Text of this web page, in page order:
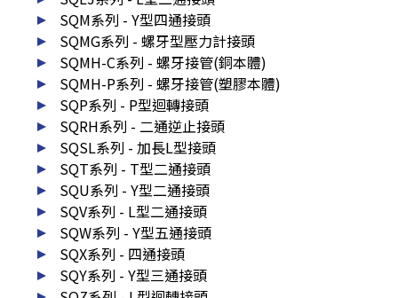
SQM系列 - Y型四通接頭
SQMG系列 - 螺牙型壓力計接頭
SQMH-C系列 - 螺牙接管(銅本體)
SQMH-P系列 - 螺牙接管(塑膠本體)
SQP系列 - P型迴轉接頭
SQRH系列 - 二通逆止接頭
SQSL系列 - 加長L型接頭
SQT系列 - T型二通接頭
SQU系列 - Y型二通接頭
SQV系列 - L型二通接頭
SQW系列 - Y型五通接頭
SQX系列 - 四通接頭
SQY系列 - Y型三通接頭